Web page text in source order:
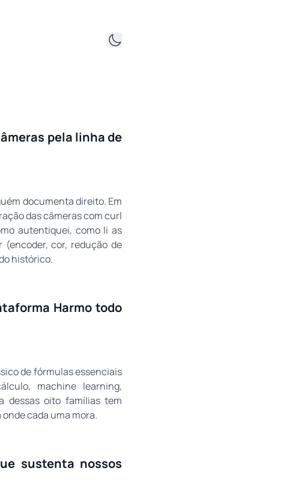
pela linha de
documenta direito. Em
das câmeras com curl
autentiquei, como li as
cor, redução de
histórico.
Harmo todo
de fórmulas essenciais
machine learning,
dessas oito famílias tem
cada uma mora.
sustenta nossos